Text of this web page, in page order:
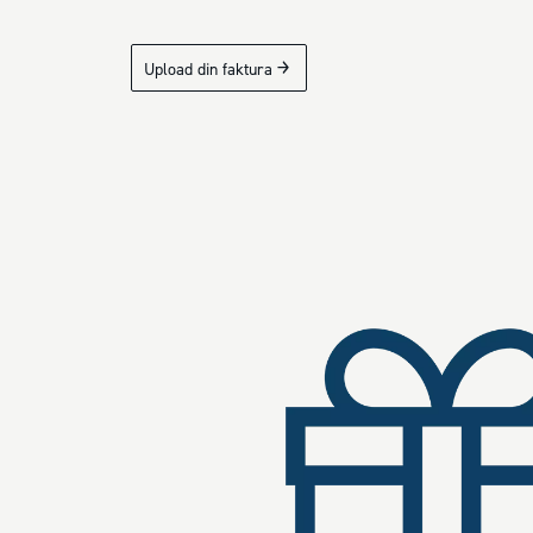
Upload din faktura